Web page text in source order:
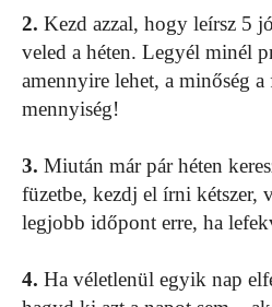
2. Kezd azzal, hogy leírsz 5
veled a héten. Legyél minél
amennyire lehet, a minőség a
mennyiség!
3. Miután már pár héten
füzetbe, kezdj el írni kétszer,
legjobb időpont erre, ha
4. Ha véletlenül egyik nap